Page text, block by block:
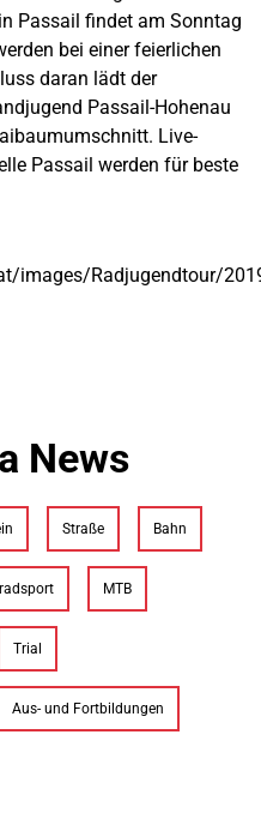
Passail findet am Sonntag
bei einer feierlichen
daran lädt der
Passail-Hohenau
Live-
Passail werden für beste
images/Radjugendtour/
News
Straße Bahn
MTB
Trial
Aus- und Fortbildungen